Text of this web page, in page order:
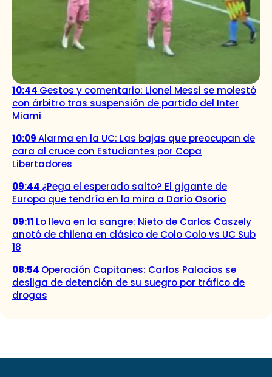
10:44 Gestos y comentario: Lionel Messi se molestó
con árbitro tras suspensión de partido del Inter
Miami
10:09Alarma en la UC: Las bajas que preocupan de
cara al cruce con Estudiantes por Copa
Libertadores
09:44 ¿Pega el esperado salto? El gigante de
Europa que tendría en la mira a Darío Osorio
09:11 Lo lleva en la sangre: Nieto de Carlos Caszely
anotó de chilena en clásico de Colo Colo vs UC Sub
18
08:54 Operación Capitanes: Carlos Palacios se
desliga de detención de su suegro por tráfico de
drogas